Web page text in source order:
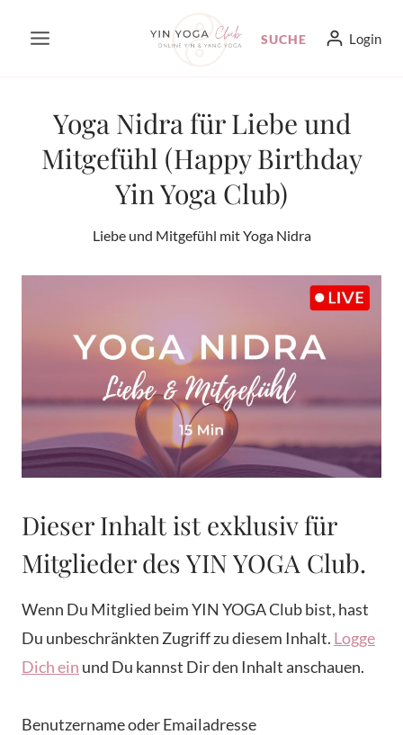
Inhalt
SUCHE Login
Yoga Nidra für Liebe und
Mitgefühl (Happy Birthday
Yin Yoga Club)
Liebe und Mitgefühl mit Yoga Nidra
Dieser Inhalt ist exklusiv für
Mitglieder des YIN YOGA Club.
Wenn Du Mitglied beim YIN YOGA Club bist, hast
Du unbeschränkten Zugriff zu diesem Inhalt. Logge
Dich ein und Du kannst Dir den Inhalt anschauen.
Benutzername oder Emailadresse